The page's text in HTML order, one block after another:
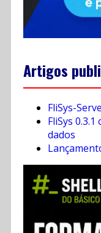
Artigos
FliSys-
FliSys
dados